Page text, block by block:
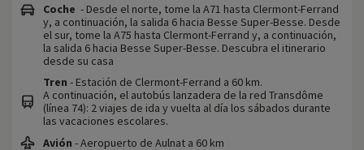
Coche - Desde el norte, tome la A71 hasta Clermont-Ferrand
y, a continuación, la salida 6 hacia Besse Super-Besse. Desde
el sur, tome la A75 hasta Clermont-Ferrand y, a continuación,
la salida 6 hacia Besse Super-Besse. Descubra el itinerario
desde su casa
Tren - Estación de Clermont-Ferrand a 60 km.
A continuación, el autobús lanzadera de la red Transdôme
(línea 74): 2 viajes de ida y vuelta al día los sábados durante
las vacaciones escolares.
Avión - Aeropuerto de Aulnat a 60 km